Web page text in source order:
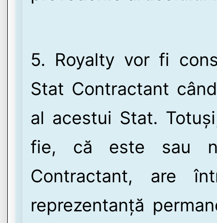
5. Royalty vor fi
Stat Contractant
al acestui Stat.
fie, că este sau
Contractant, are
reprezentanță